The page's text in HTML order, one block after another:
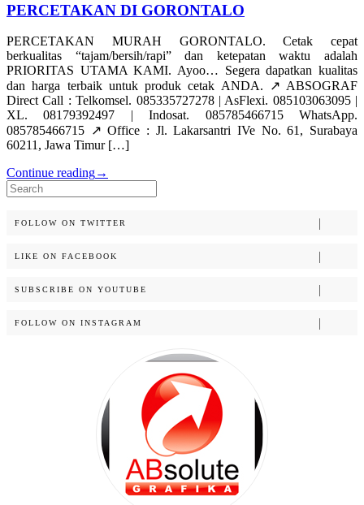
PERCETAKAN DI GORONTALO
PERCETAKAN MURAH GORONTALO. Cetak cepat
berkualitas “tajam/bersih/rapi” dan ketepatan waktu adalah
PRIORITAS UTAMA KAMI. Ayoo… Segera dapatkan kualitas
dan harga terbaik untuk produk cetak ANDA. ↗️ ABSOGRAF
Direct Call : Telkomsel. 085335727278 | AsFlexi. 085103063095 |
XL. 08179392497 | Indosat. 085785466715 WhatsApp.
085785466715 ↗️ Office : Jl. Lakarsantri IVe No. 61, Surabaya
60211, Jawa Timur […]
Continue reading→
Search
for:
FOLLOW ON TWITTER
LIKE ON FACEBOOK
SUBSCRIBE ON YOUTUBE
FOLLOW ON INSTAGRAM